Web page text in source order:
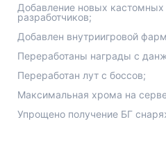
Добавление новых
разработчиков;
Добавлен внутриигровой
Переработаны награды с
Переработан лут с боссов;
Максимальная хрома на
Упрощено получение БГ